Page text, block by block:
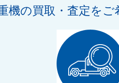
機の買取・査定をご